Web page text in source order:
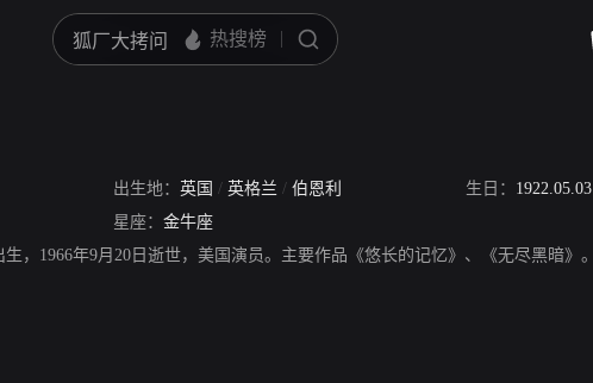
出生地： 英国 / 英格兰 / 伯恩利 生日： 1922.05.03
星座： 金牛座
生，1966年9月20日逝世，美国演员。主要作品《悠长的记忆》、《无尽黑暗》。